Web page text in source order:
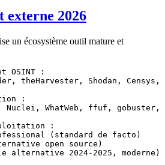
externe 2026
un écosystème outil mature et
OSINT :
theHarvester, Shodan, Censys,
:
Nuclei, WhatWeb, ffuf, gobuster,
:
(standard de facto)
open source)
alternative 2024-2025, moderne)